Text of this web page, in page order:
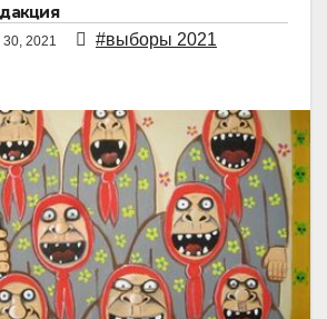
2021 #выборы 2021